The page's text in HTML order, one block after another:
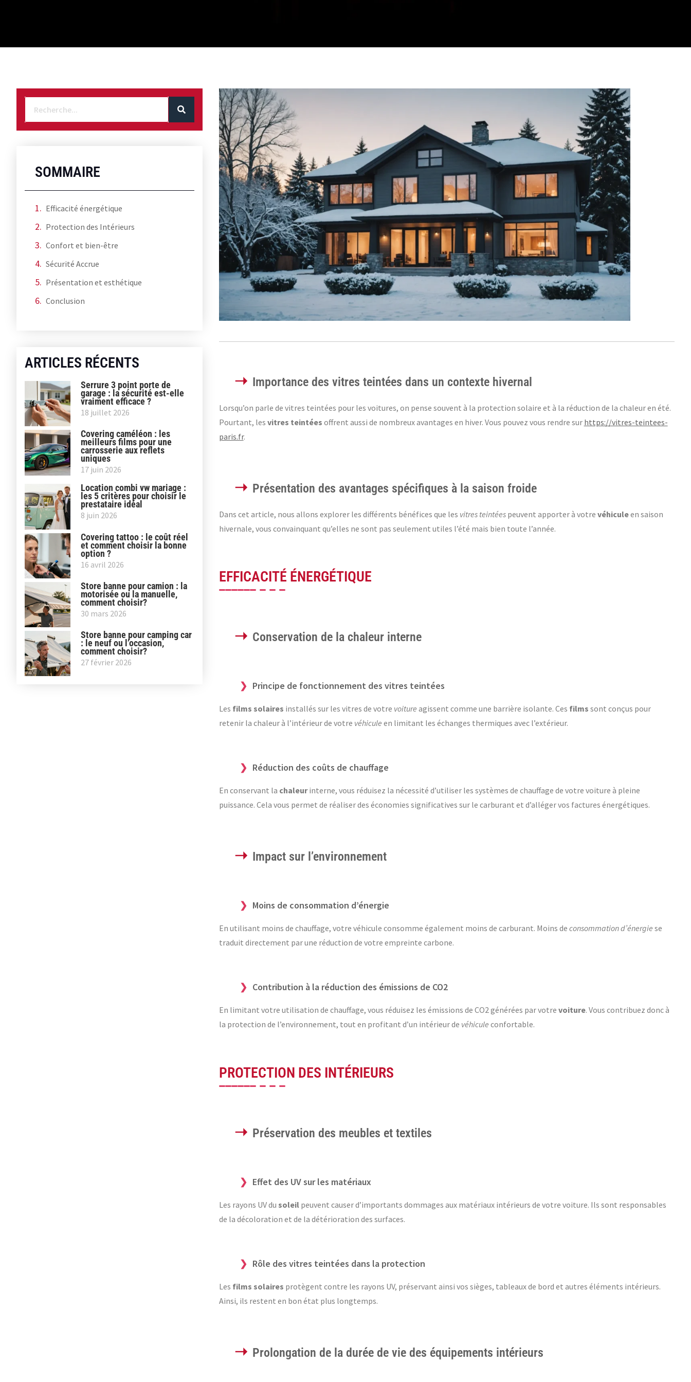
SOMMAIRE
Efficacité énergétique
Protection des Intérieurs
Confort et bien-être
Sécurité Accrue
Présentation et esthétique
Conclusion
ARTICLES RÉCENTS
Serrure 3 point porte de
garage : la sécurité est-elle
vraiment efficace ?
18 juillet 2026
Covering caméléon : les
meilleurs films pour une
carrosserie aux reflets
uniques
17 juin 2026
Location combi vw mariage :
les 5 critères pour choisir le
prestataire idéal
8 juin 2026
Covering tattoo : le coût réel
et comment choisir la bonne
option ?
16 avril 2026
Store banne pour camion : la
motorisée ou la manuelle,
comment choisir?
30 mars 2026
Store banne pour camping car
: le neuf ou l’occasion,
comment choisir?
27 février 2026
Importance des vitres teintées dans un contexte hivernal
Lorsqu’on parle de vitres teintées pour les voitures, on pense souvent à la protection solaire et à la réduction de la chaleur en été.
Pourtant, les vitres teintées offrent aussi de nombreux avantages en hiver. Vous pouvez vous rendre sur https://vitres-teintees-
paris.fr.
Présentation des avantages spécifiques à la saison froide
Dans cet article, nous allons explorer les différents bénéfices que les vitres teintéespeuvent apporter à votre véhiculeen saison
hivernale, vous convainquant qu’elles ne sont pas seulement utiles l’été mais bien toute l’année.
EFFICACITÉ ÉNERGÉTIQUE
Conservation de la chaleur interne
Principe de fonctionnement des vitres teintées
Les films solaires installés sur les vitres de votre voiture agissent comme une barrière isolante. Ces films sont conçus pour
retenir la chaleur à l’intérieur de votre véhicule en limitant les échanges thermiques avec l’extérieur.
Réduction des coûts de chauffage
En conservant la chaleurinterne, vous réduisez la nécessité d’utiliser les systèmes de chauffage de votre voiture à pleine
puissance. Cela vous permet de réaliser des économies significatives sur le carburant et d’alléger vos factures énergétiques.
Impact sur l’environnement
Moins de consommation d’énergie
En utilisant moins de chauffage, votre véhicule consomme également moins de carburant. Moins de consommation d’énergie se
traduit directement par une réduction de votre empreinte carbone.
Contribution à la réduction des émissions de CO2
En limitant votre utilisation de chauffage, vous réduisez les émissions de CO2 générées par votre voiture. Vous contribuez donc à
la protection de l’environnement, tout en profitant d’un intérieur de véhicule confortable.
PROTECTION DES INTÉRIEURS
Préservation des meubles et textiles
Effet des UV sur les matériaux
Les rayons UV du soleil peuvent causer d’importants dommages aux matériaux intérieurs de votre voiture. Ils sont responsables
de la décoloration et de la détérioration des surfaces.
Rôle des vitres teintées dans la protection
Les films solaires protègent contre les rayons UV, préservant ainsi vos sièges, tableaux de bord et autres éléments intérieurs.
Ainsi, ils restent en bon état plus longtemps.
Prolongation de la durée de vie des équipements intérieurs